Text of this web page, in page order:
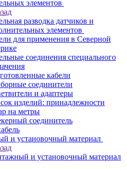
элементов
разводка датчиков и
элементов
для применения в Северной
соединения специального
кабели
соединители
и адаптеры
изделий: принадлежности
на метры
соединитель
и установочный материал
и установочный материал